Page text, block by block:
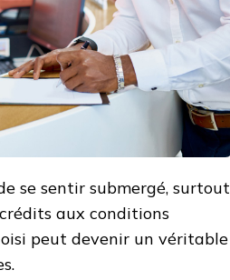
se sentir submergé, surtout
aux conditions
peut devenir un véritable